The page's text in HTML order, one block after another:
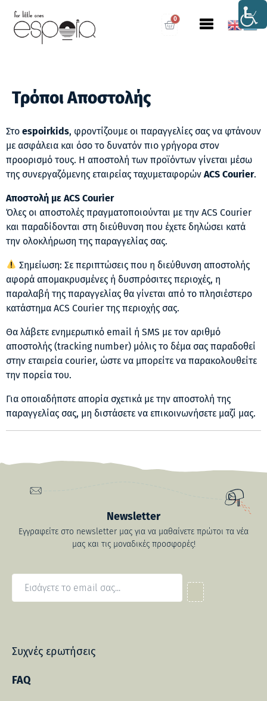
0
Τρόποι Αποστολής
Στο espoirkids, φροντίζουμε οι παραγγελίες σας να φτάνουν
με ασφάλεια και όσο το δυνατόν πιο γρήγορα στον
προορισμό τους. Η αποστολή των προϊόντων γίνεται μέσω
της συνεργαζόμενης εταιρείας ταχυμεταφορών ACS Courier.
Αποστολή με ACS Courier
Όλες οι αποστολές πραγματοποιούνται με την ACS Courier
και παραδίδονται στη διεύθυνση που έχετε δηλώσει κατά
την ολοκλήρωση της παραγγελίας σας.
Σημείωση: Σε περιπτώσεις που η διεύθυνση αποστολής
αφορά απομακρυσμένες ή δυσπρόσιτες περιοχές, η
παραλαβή της παραγγελίας θα γίνεται από το πλησιέστερο
κατάστημα ACS Courier της περιοχής σας.
Θα λάβετε ενημερωτικό email ή SMS με τον αριθμό
αποστολής (tracking number) μόλις το δέμα σας παραδοθεί
στην εταιρεία courier, ώστε να μπορείτε να παρακολουθείτε
την πορεία του.
Για οποιαδήποτε απορία σχετικά με την αποστολή της
παραγγελίας σας, μη διστάσετε να επικοινωνήσετε μαζί μας.
Newsletter
Εγγραφείτε στο newsletter μας για να μαθαίνετε πρώτοι τα νέα
μας και τις μοναδικές προσφορές!
Συχνές ερωτήσεις
FAQ